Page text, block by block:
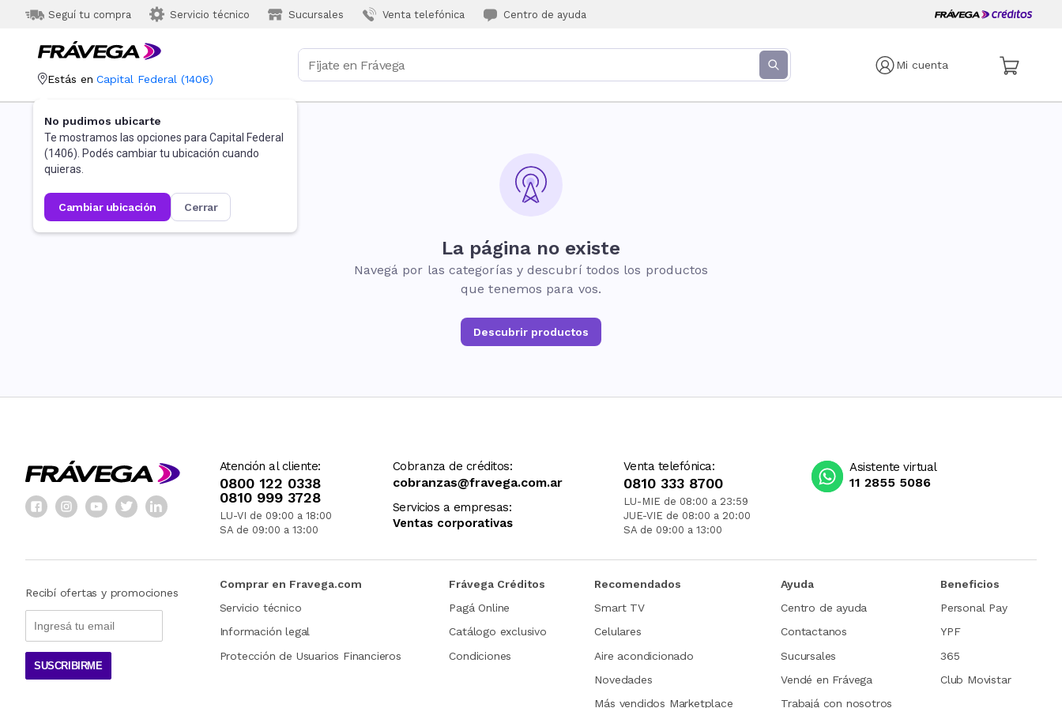
Seguí tu compra Servicio técnico Sucursales Venta telefónica Centro de ayuda
Mi cuenta
Estás en Capital Federal (1406)
No pudimos ubicarte
Te mostramos las opciones para Capital Federal
(1406). Podés cambiar tu ubicación cuando
quieras.
cambiar ubicación cerrar
La página no existe
Navegá por las categorías y descubrí todos los productos
que tenemos para vos.
Descubrir productos
Atención al cliente:
0800 122 0338
0810 999 3728
LU-VI de 09:00 a 18:00
SA de 09:00 a 13:00
Cobranza de créditos:
cobranzas@fravega.com.ar
Servicios a empresas:
Ventas corporativas
Venta telefónica:
0810 333 8700
LU-MIE de 08:00 a 23:59
JUE-VIE de 08:00 a 20:00
SA de 09:00 a 13:00
Asistente virtual
11 2855 5086
Recibí ofertas y promociones
SUSCRIBIRME
Comprar en Fravega.com
Servicio técnico
Información legal
Protección de Usuarios Financieros
Frávega Créditos
Pagá Online
Catálogo exclusivo
Condiciones
Recomendados
Smart TV
Celulares
Aire acondicionado
Novedades
Más vendidos Marketplace
Ayuda
Centro de ayuda
Contactanos
Sucursales
Vendé en Frávega
Trabajá con nosotros
Beneficios
Personal Pay
YPF
365
Club Movistar